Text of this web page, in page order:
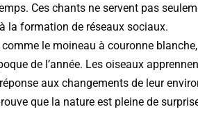
Ces chants ne servent pas
la formation de réseaux sociaux.
le moineau à couronne
de l’année. Les oiseaux
aux changements de leur
que la nature est pleine de